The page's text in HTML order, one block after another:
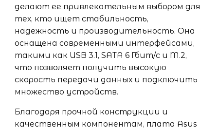
делают ее привлекательным выбором для
тех, кто ищет стабильность,
надежность и производительность. Она
оснащена современными интерфейсами,
такими как USB 3.1, SATA 6 Гбит/с и M.2,
что позволяет получить высокую
скорость передачи данных и подключить
множество устройств.
Благодаря прочной конструкции и
качественным компонентам, плата Asus